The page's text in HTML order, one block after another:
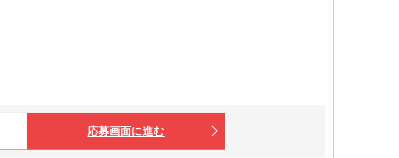
応募画面に進む